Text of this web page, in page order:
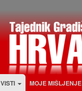
VISTI MOJE MIŠLJENJE